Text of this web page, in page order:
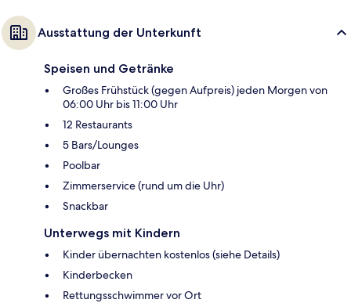
Ausstattung der Unterkunft
Speisen und Getränke
Großes Frühstück (gegen Aufpreis) jeden Morgen von
06:00 Uhr bis 11:00 Uhr
12 Restaurants
5 Bars/Lounges
Poolbar
Zimmerservice (rund um die Uhr)
Snackbar
Unterwegs mit Kindern
Kinder übernachten kostenlos (siehe Details)
Kinderbecken
Rettungsschwimmer vor Ort